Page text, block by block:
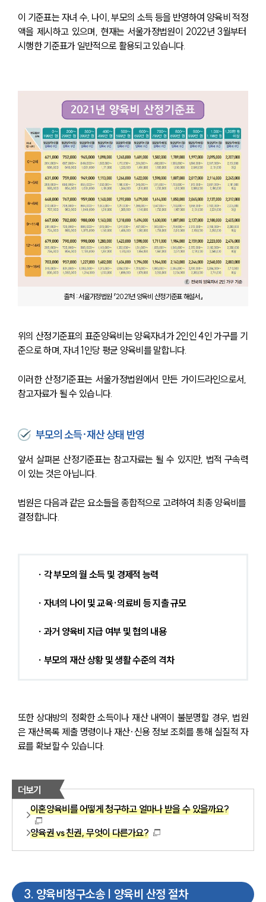
이 기준표는 자녀 수, 나이, 부모의 소득 등을 반영하여 양육비 적정
액을 제시하고 있으며, 현재는 서울가정법원이 2022년 3월부터
시행한 기준표가 일반적으로 활용되고 있습니다.
출처 : 서울가정법원 『2021년 양육비 산정기준표 해설서』
위의 산정기준표의 표준양육비는 양육자녀가 2인인 4인 가구를 기
준으로 하며, 자녀 1인당 평균 양육비를 말합니다.
이러한 산정기준표는 서울가정법원에서 만든 가이드라인으로서,
참고자료가 될 수 있습니다.
부모의 소득·재산 상태 반영
앞서 살펴본 산정기준표는 참고자료는 될 수 있지만, 법적 구속력
이 있는 것은 아닙니다.
법원은 다음과 같은 요소들을 종합적으로 고려하여 최종 양육비를
결정합니다.
∙ 각 부모의 월 소득 및 경제적 능력
∙ 자녀의 나이 및 교육·의료비 등 지출 규모
∙ 과거 양육비 지급 여부 및 협의 내용
∙ 부모의 재산 상황 및 생활 수준의 격차
또한 상대방의 정확한 소득이나 재산 내역이 불분명할 경우, 법원
은 재산목록 제출 명령이나 재산·신용 정보 조회를 통해 실질적 자
료를 확보할 수 있습니다.
더보기
이혼양육비를 어떻게 청구하고 얼마나 받을 수 있을까요?
양육권 vs 친권, 무엇이 다른가요?
3. 양육비청구소송 | 양육비 산정 절차